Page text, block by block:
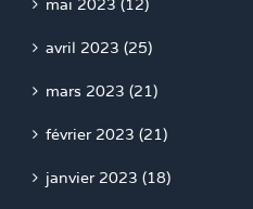
mai 2023 (12)
avril 2023 (25)
mars 2023 (21)
février 2023 (21)
janvier 2023 (18)